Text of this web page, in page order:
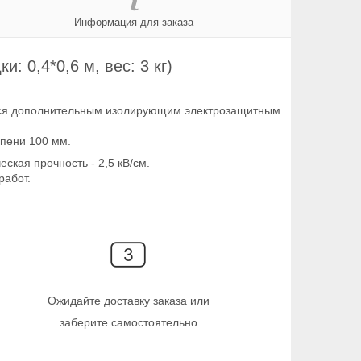
Информация для заказа
0,4*0,6 м, вес: 3 кг)
дополнительным изолирующим электрозащитным
100 мм.
прочность - 2,5 кВ/см.
Ожидайте доставку заказа или
заберите самостоятельно